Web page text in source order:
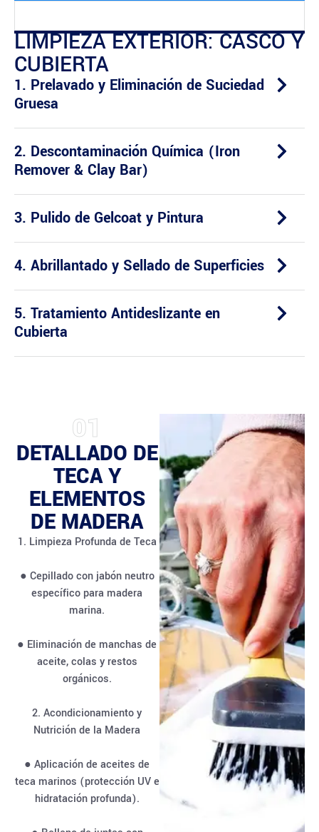
LIMPIEZA EXTERIOR: CASCO Y
CUBIERTA
1. Prelavado y Eliminación de Suciedad
Gruesa
2. Descontaminación Química (Iron
Remover & Clay Bar)
3. Pulido de Gelcoat y Pintura
4. Abrillantado y Sellado de Superficies
5. Tratamiento Antideslizante en
Cubierta
01
DETALLADO DE
TECA Y
ELEMENTOS
DE MADERA
1. Limpieza Profunda de Teca
● Cepillado con jabón neutro
específico para madera
marina.
● Eliminación de manchas de
aceite, colas y restos
orgánicos.
2. Acondicionamiento y
Nutrición de la Madera
● Aplicación de aceites de
teca marinos (protección UV e
hidratación profunda).